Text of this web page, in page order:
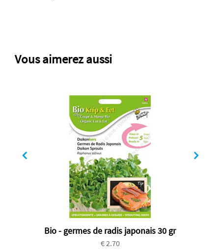
Vous aimerez aussi
Bio - germes de radis japonais 30 gr
€ 2.70